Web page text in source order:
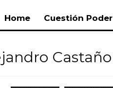
Home Cuestión Poder
Castaño